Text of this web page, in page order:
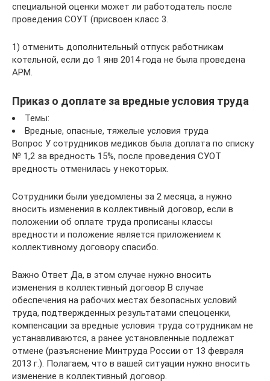
специальной оценки может ли работодатель после
проведения СОУТ (присвоен класс 3.
1) отменить дополнительный отпуск работникам
котельной, если до 1 янв 2014 года не была проведена
АРМ.
Приказ о доплате за вредные условия труда
Темы:
Вредные, опасные, тяжелые условия труда
Вопрос У сотрудников медиков была доплата по списку
№ 1,2 за вредность 15%, после проведения СУОТ
вредность отменилась у некоторых.
Сотрудники были уведомлены за 2 месяца, а нужно
вносить изменения в коллективный договор, если в
положении об оплате труда прописаны классы
вредности и положение является приложением к
коллективному договору спасибо.
Важно Ответ Да, в этом случае нужно вносить
изменения в коллективный договор В случае
обеспечения на рабочих местах безопасных условий
труда, подтвержденных результатами спецоценки,
компенсации за вредные условия труда сотрудникам не
устанавливаются, а ранее установленные подлежат
отмене (разъяснение Минтруда России от 13 февраля
2013 г.). Полагаем, что в вашей ситуации нужно вносить
изменение в коллективный договор.